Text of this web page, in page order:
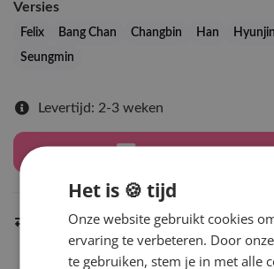
Versies
Felix Bang Chan Changbin Han Hyunjin
Seungmin
Levertijd: 2-3 weken
Indien op voorraadbinnen 2
Het is 🍪 tijd
Onze website gebruikt cookies
ervaring te verbeteren. Door
te gebruiken, stem je in met alle